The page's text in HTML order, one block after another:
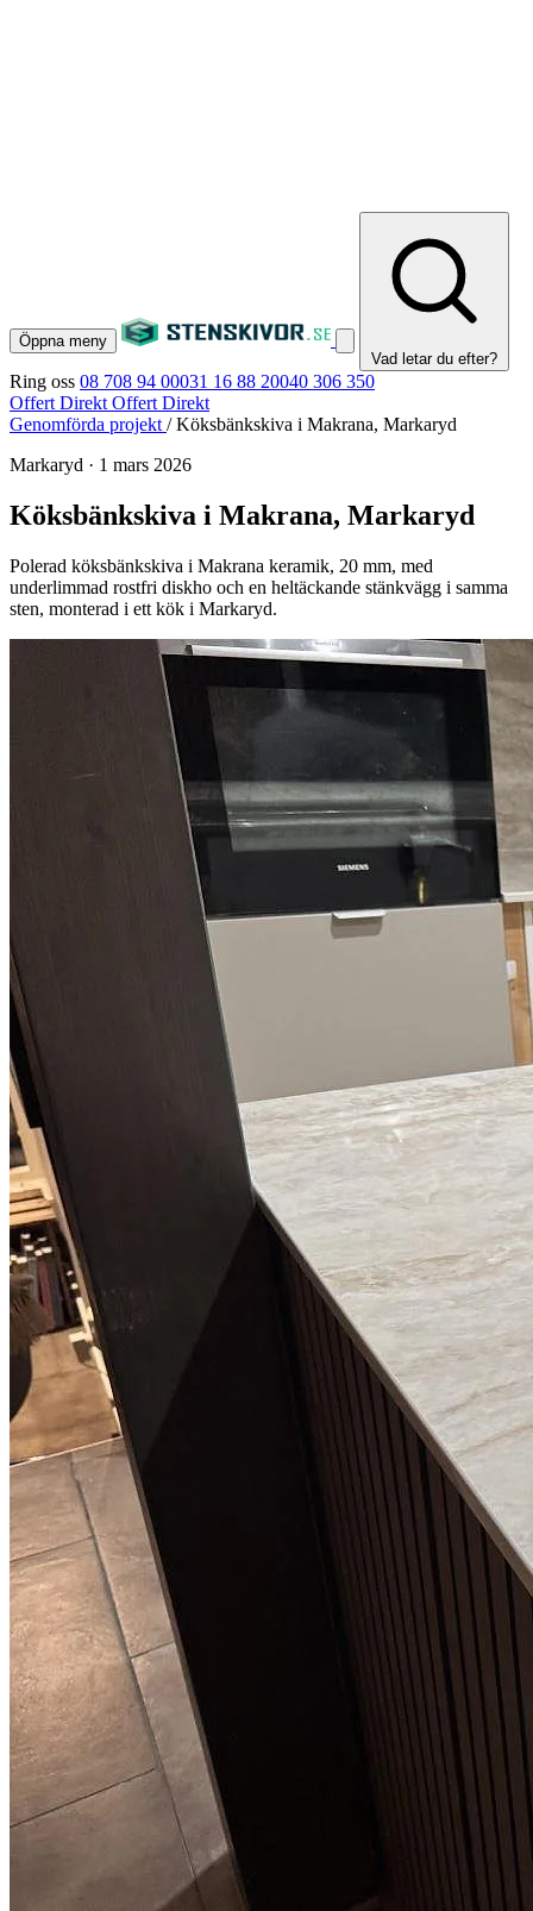
Öppna meny
Vad letar du efter?
Ring oss 08 708 94 00031 16 88 20040 306 350
Offert Direkt Offert Direkt
Genomförda projekt / Köksbänkskiva i Makrana, Markaryd
Markaryd · 1 mars 2026
Köksbänkskiva i Makrana, Markaryd
Polerad köksbänkskiva i Makrana keramik, 20 mm, med
underlimmad rostfri diskho och en heltäckande stänkvägg i samma
sten, monterad i ett kök i Markaryd.